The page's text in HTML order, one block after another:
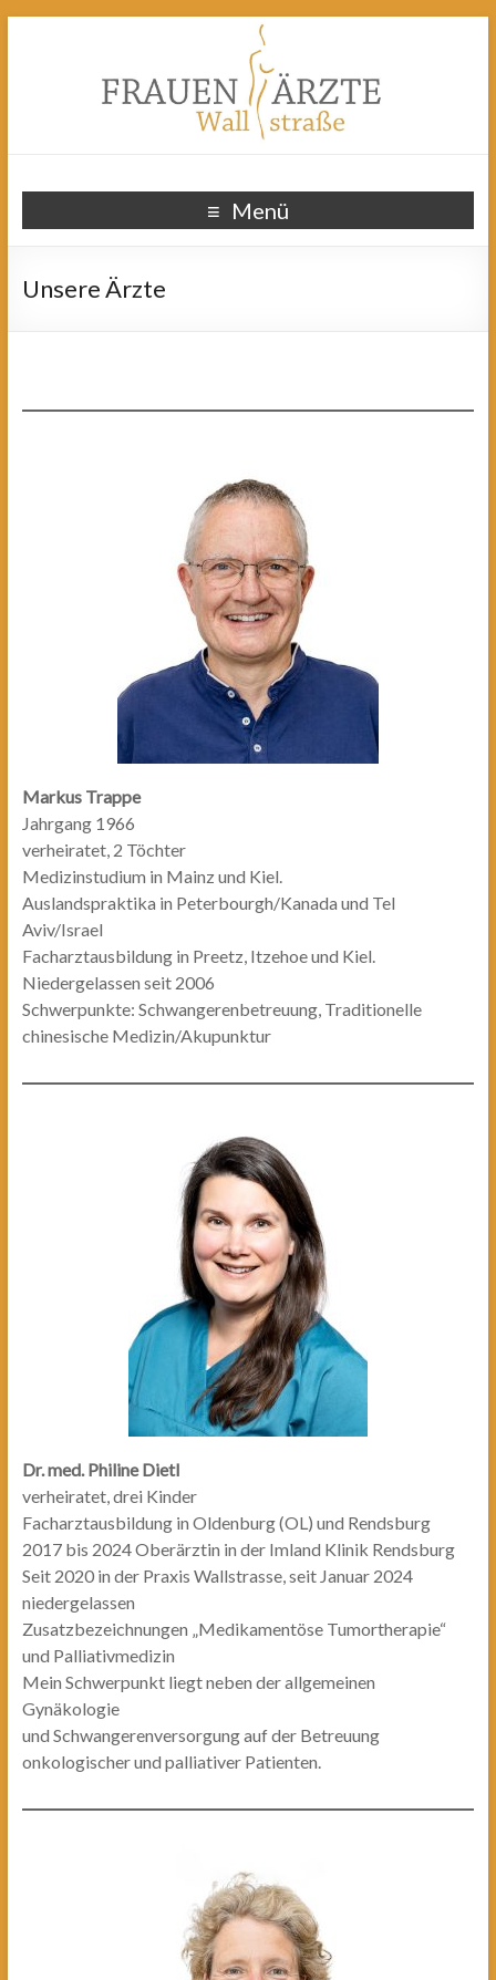
Menü
Unsere Ärzte
Markus Trappe
Jahrgang 1966
verheiratet, 2 Töchter
Medizinstudium in Mainz und Kiel.
Auslandspraktika in Peterbourgh/Kanada und Tel
Aviv/Israel
Facharztausbildung in Preetz, Itzehoe und Kiel.
Niedergelassen seit 2006
Schwerpunkte: Schwangerenbetreuung, Traditionelle
chinesische Medizin/Akupunktur
Dr. med. Philine Dietl
verheiratet, drei Kinder
Facharztausbildung in Oldenburg (OL) und Rendsburg
2017 bis 2024 Oberärztin in der Imland Klinik Rendsburg
Seit 2020 in der Praxis Wallstrasse, seit Januar 2024
niedergelassen
Zusatzbezeichnungen „Medikamentöse Tumortherapie“
und Palliativmedizin
Mein Schwerpunkt liegt neben der allgemeinen
Gynäkologie
und Schwangerenversorgung auf der Betreuung
onkologischer und palliativer Patienten.